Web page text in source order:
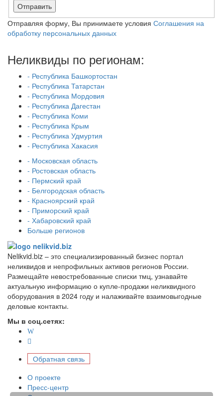
Отправить
Отправляя форму, Вы принимаете условия Соглашения на
обработку персональных данных
Неликвиды по регионам:
- Республика Башкортостан
- Республика Татарстан
- Республика Мордовия
- Республика Дагестан
- Республика Коми
- Республика Крым
- Республика Удмуртия
- Республика Хакасия
- Московская область
- Ростовская область
- Пермский край
- Белгородская область
- Красноярский край
- Приморский край
- Хабаровский край
Больше регионов
Nelikvid.biz – это специализированный бизнес портал
неликвидов и непрофильных активов регионов России.
Размещайте невостребованные списки тмц, узнавайте
актуальную информацию о купле-продажи неликвидного
оборудования в 2024 году и налаживайте взаимовыгодные
деловые контакты.
Мы в соц.сетях:
Обратная связь
О проекте
Пресс-центр